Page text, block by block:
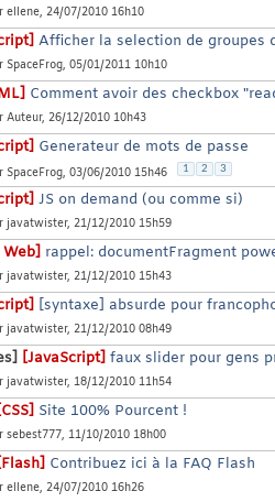
ellene, 24/07/2010 16h10
Afficher la selection de groupes
SpaceFrog, 05/01/2011 10h10
Comment avoir des checkbox
Auteur, 26/12/2010 10h43
Generateur de mots de passe
SpaceFrog, 03/06/2010 15h46 1 2 3
JS on demand (ou comme si)
javatwister, 21/12/2010 15h59
rappel: documentFragment
javatwister, 21/12/2010 15h43
[syntaxe] absurde pour
javatwister, 21/12/2010 08h49
[JavaScript] faux slider pour gens
javatwister, 18/12/2010 11h54
[CSS] Site 100% Pourcent !
sebest777, 11/10/2010 18h00
[Flash] Contribuez ici à la FAQ Flash
ellene, 24/07/2010 16h26